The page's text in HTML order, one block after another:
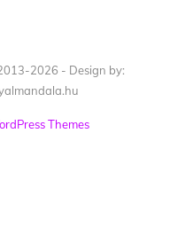
2026 - Design by:
Themes